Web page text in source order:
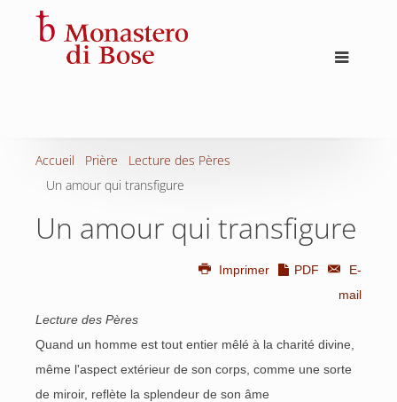
Accueil Prière
Lecture des Pères
Un amour qui transfigure
Un amour qui transfigure
Imprimer PDF
E-
mail
Lecture des Pères
Quand un homme est tout entier mêlé à la charité divine,
même l'aspect extérieur de son corps, comme une sorte
de miroir, reflète la splendeur de son âme